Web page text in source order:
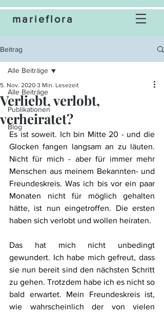
marieflora
Beitrag
Alle Beiträge
Publikationen
Blog
Alle Beiträge
Verliebt, verlobt,
verheiratet?
5. Nov. 2020 3 Min. Lesezeit
Es ist soweit. Ich bin Mitte 20 - und die
Glocken fangen langsam an zu läuten.
Nicht für mich - aber für immer mehr
Menschen aus meinem Bekannten- und
Freundeskreis. Was ich bis vor ein paar
Monaten nicht für möglich gehalten
hätte, ist nun eingetroffen. Die ersten
haben sich verlobt und wollen heiraten.
Das hat mich nicht unbedingt
gewundert. Ich habe mich gefreut, dass
sie nun bereit sind den nächsten Schritt
zu gehen. Trotzdem habe ich es nicht so
bald erwartet. Mein Freundeskreis ist,
wie wahrscheinlich der von vielen